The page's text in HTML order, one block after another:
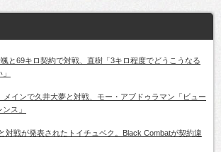
颯と69キロ契約で対戦、直樹「3キロ程度でどうこうなる
メインで久井大夢と対戦、モー・アブドゥラマン「ビュー
ス」
対戦が発表されたトイチュベク。Black Combatが契約違